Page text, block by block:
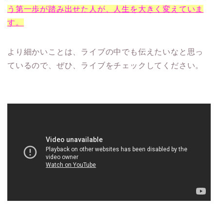
う第一歩が踏み出せた人が、人生を大きく変えていま
す。
より細かいことは、ライブの中でも伝えたいなと思っ
ているので、ぜひ、ライブをチェックしてください。